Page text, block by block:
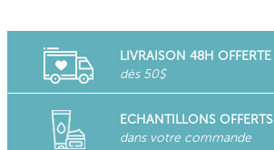
LIVRAISON 48H OFFERTE
dès 50$
ECHANTILLONS OFFERTS
dans votre commande